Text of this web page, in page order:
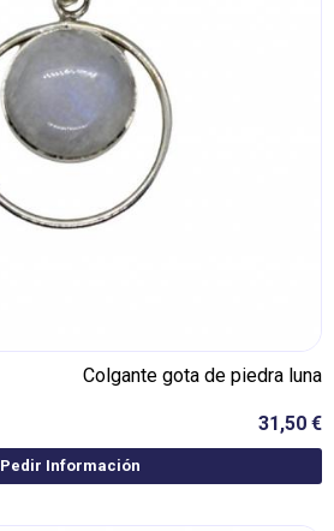
Colgante gota de piedra luna
31,50 €
Pedir Información